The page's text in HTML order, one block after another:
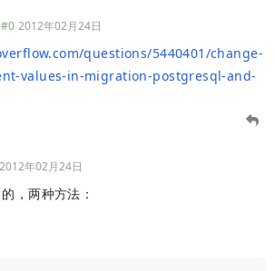
#0 2012年02月24日
questions/5440401/change-
values-in-migration-postgresql-and-
2012年02月24日
，两种方法：